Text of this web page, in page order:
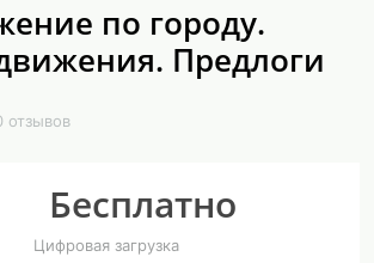
по городу.
Предлоги
отзывов
Бесплатно
Цифровая загрузка